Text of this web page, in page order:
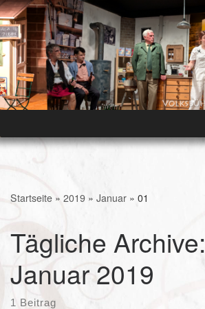
Skip to content
Startseite » 2019 » Januar » 01
Tägliche Archive:
Januar 2019
1 Beitrag